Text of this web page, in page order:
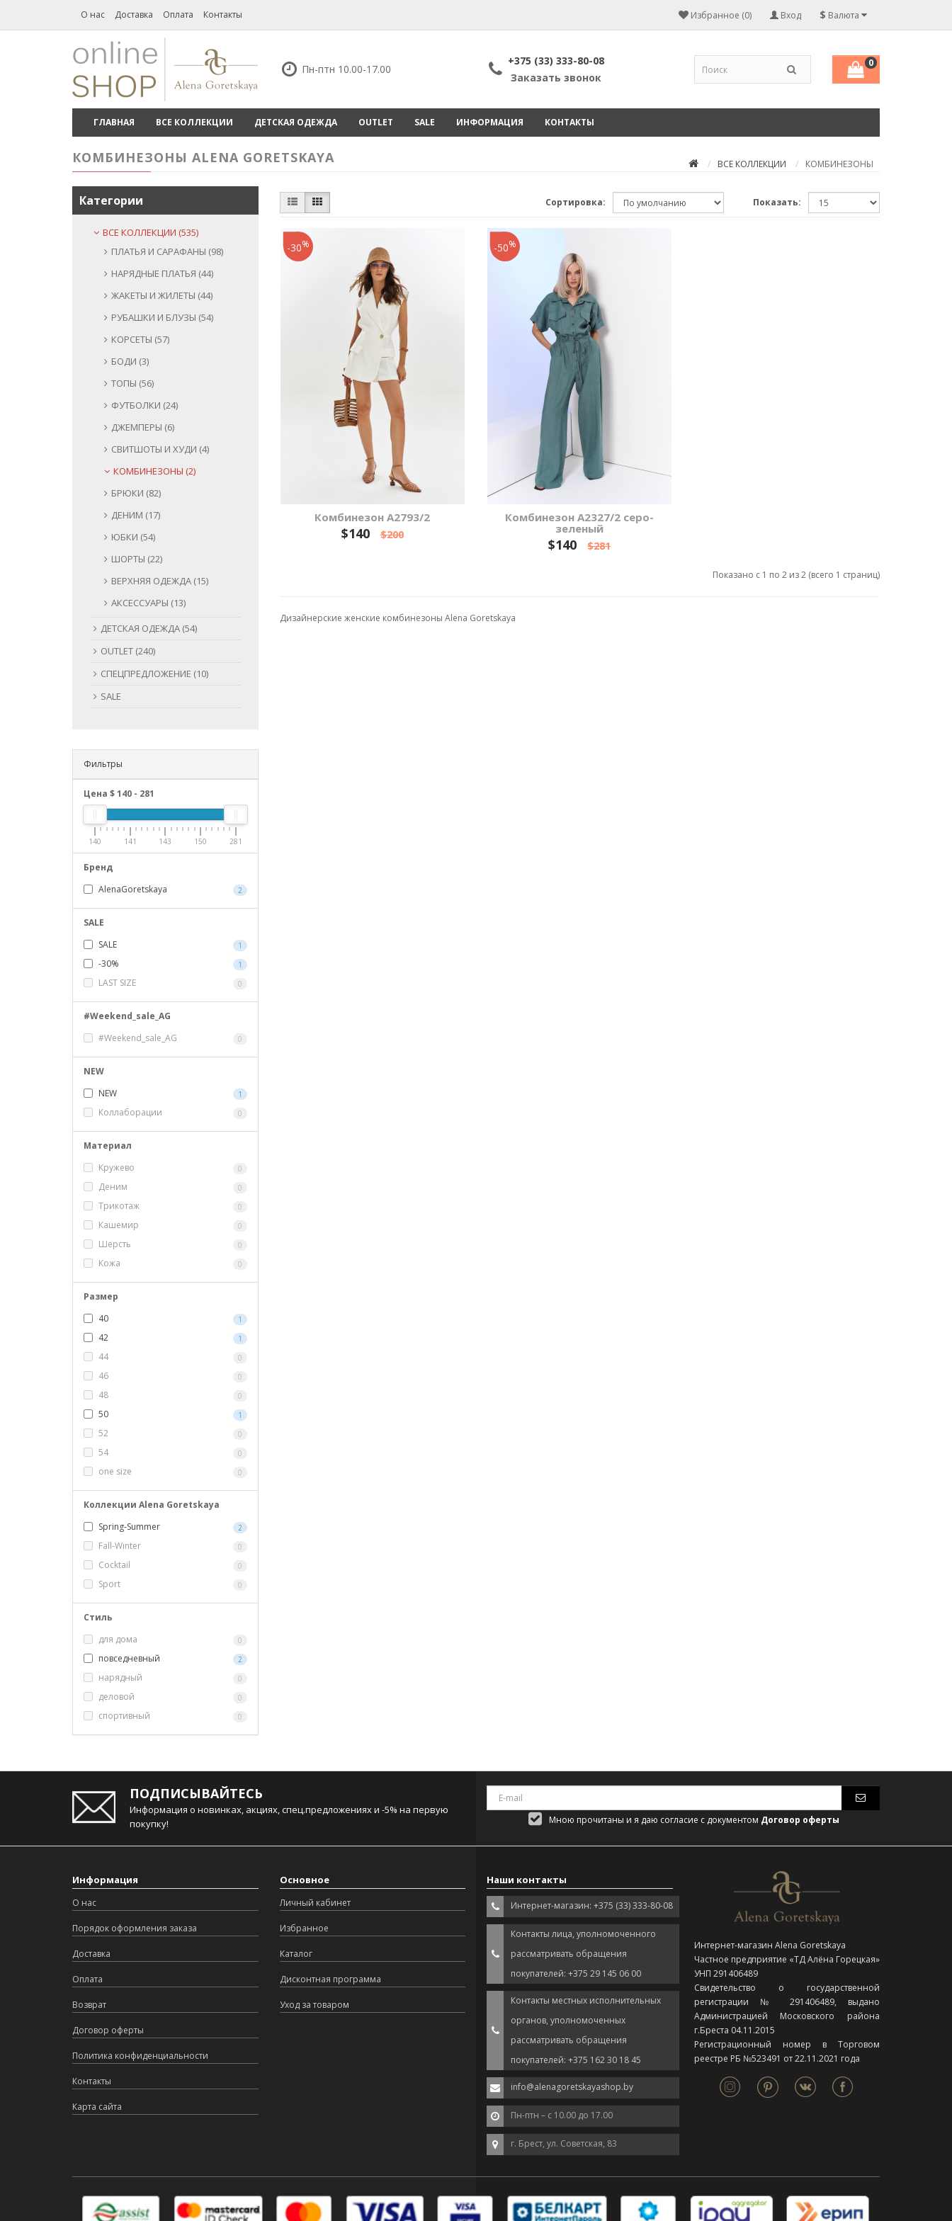
О нас Доставка Оплата Контакты $ Валюта
Вход
Избранное (0)
Пн-птн 10.00-17.00
+375 (33) 333-80-08
Заказать звонок
0
ГЛАВНАЯ ВСЕ КОЛЛЕКЦИИ ДЕТСКАЯ ОДЕЖДА OUTLET SALE ИНФОРМАЦИЯ КОНТАКТЫ
ВСЕ КОЛЛЕКЦИИ КОМБИНЕЗОНЫ
КОМБИНЕЗОНЫ ALENA GORETSKAYA
Категории
ВСЕ КОЛЛЕКЦИИ (535)
ПЛАТЬЯ И САРАФАНЫ (98)
НАРЯДНЫЕ ПЛАТЬЯ (44)
ЖАКЕТЫ И ЖИЛЕТЫ (44)
РУБАШКИ И БЛУЗЫ (54)
КОРСЕТЫ (57)
БОДИ (3)
ТОПЫ (56)
ФУТБОЛКИ (24)
ДЖЕМПЕРЫ (6)
СВИТШОТЫ И ХУДИ (4)
КОМБИНЕЗОНЫ (2)
БРЮКИ (82)
ДЕНИМ (17)
ЮБКИ (54)
ШОРТЫ (22)
ВЕРХНЯЯ ОДЕЖДА (15)
АКСЕССУАРЫ (13)
ДЕТСКАЯ ОДЕЖДА (54)
OUTLET (240)
СПЕЦПРЕДЛОЖЕНИЕ (10)
SALE
Фильтры
Цена $140 - 281
140 141 143 150 281
Бренд
AlenaGoretskaya
2
SALE
SALE
1
-30% 1
LAST SIZE 0
#Weekend_sale_AG
#Weekend_sale_AG
0
NEW
NEW
1
Коллаборации 0
Материал
Кружево
0
Деним 0
Трикотаж 0
Кашемир 0
Шерсть 0
Кожа 0
Размер
40
1
42 1
44 0
46 0
48 0
50 1
52 0
54 0
one size 0
Коллекции Alena Goretskaya
Spring-Summer
2
Fall-Winter 0
Cocktail 0
Sport 0
Стиль
для дома
0
повседневный 2
нарядный 0
деловой 0
спортивный 0
Сортировка: Показать:
Комбинезон А2793/2
$140 $200
-30%
Комбинезон А2327/2 серо-
зеленый
$140 $281
-50%
Показано с 1 по 2 из 2 (всего 1 страниц)
Дизайнерские женские комбинезоны Alena Goretskaya
ПОДПИСЫВАЙТЕСЬ
Информация о новинках, акциях, спец.предложениях и -5% на первую
покупку!
Мною прочитаны и я даю согласие с документом Договор оферты
Информация
О нас
Порядок оформления заказа
Доставка
Оплата
Возврат
Договор оферты
Политика конфиденциальности
Контакты
Карта сайта
Основное
Личный кабинет
Избранное
Каталог
Дисконтная программа
Уход за товаром
Наши контакты
Интернет-магазин: +375 (33) 333-80-08
Контакты лица, уполномоченного
рассматривать обращения
покупателей: +375 29 145 06 00
Контакты местных исполнительных
органов, уполномоченных
рассматривать обращения
покупателей: +375 162 30 18 45
info@alenagoretskayashop.by
Пн-птн – с 10.00 до 17.00
г. Брест, ул. Советская, 83
Интернет-магазин Alena Goretskaya
Частное предприятие «ТД Алёна Горецкая»
УНП 291406489
Свидетельство о государственной
регистрации № 291406489, выдано
Администрацией Московского района
г.Бреста 04.11.2015
Регистрационный номер в Торговом
реестре РБ №523491 от 22.11.2021 года